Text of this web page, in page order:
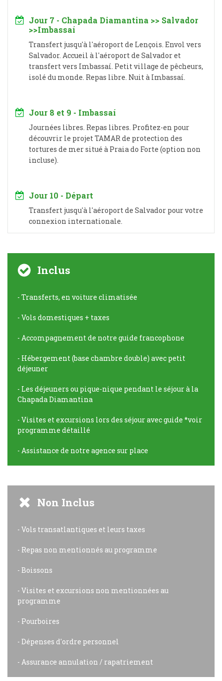
Jour 7 - Chapada Diamantina >> Salvador
>>Imbassaí
Transfert jusqu'à l'aéroport de Lençois. Envol vers
Salvador. Accueil à l'aéroport de Salvador et
transfert vers Imbassaí. Petit village de pêcheurs,
isolé du monde. Repas libre. Nuit à Imbassaí.
Jour 8 et 9 - Imbassaí
Journées libres. Repas libres. Profitez-en pour
découvrir le projet TAMAR de protection des
tortures de mer situé à Praia do Forte (option non
incluse).
Jour 10 - Départ
Transfert jusqu'à l'aéroport de Salvador pour votre
connexion internationale.
Inclus
- Transferts, en voiture climatisée
- Vols domestiques + taxes
- Accompagnement de notre guide francophone
- Hébergement (base chambre double) avec petit
déjeuner
- Les déjeuners ou pique-nique pendant le séjour à la
Chapada Diamantina
- Visites et excursions lors des séjour avec guide *voir
programme détaillé
- Assistance de notre agence sur place
Non Inclus
- Vols transatlantiques et leurs taxes
- Repas non mentionnés au programme
- Boissons
- Visites et excursions non mentionnées au
programme
- Pourboires
- Dépenses d'ordre personnel
- Assurance annulation / rapatriement